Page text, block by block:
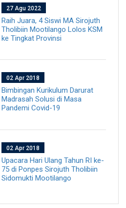
27 Agu 2022
Raih Juara, 4 Siswi MA Sirojuth
Tholibiin Mootilango Lolos KSM
ke Tingkat Provinsi
02 Apr 2018
Bimbingan Kurikulum Darurat
Madrasah Solusi di Masa
Pandemi Covid-19
02 Apr 2018
Upacara Hari Ulang Tahun RI ke-
75 di Ponpes Sirojuth Tholibiin
Sidomukti Mootilango